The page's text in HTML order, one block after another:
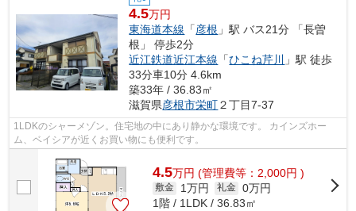
4.5万円
東海道本線 「彦根 」駅 バス21分 「長曽
根」 停歩2分
近江鉄道近江本線 「ひこね芹川
」駅 徒歩
33分車10分 4.6km
築33年 / 36.83㎡
滋賀県彦根市栄町２丁目7-37
1LDKのシャーメゾン。住宅地の中にあり静かな環境です。 カインズホー
ム、ベイシアが近くお買い物にも便利です。
4.5万円 (管理費等：2,000円 )
敷金 1万円 礼金 0万円
1階 / 1LDK / 36.83㎡